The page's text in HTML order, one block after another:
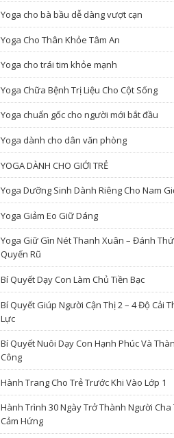
Yoga cho bà bầu dễ dàng vượt cạn
Yoga Cho Thân Khỏe Tâm An
Yoga cho trái tim khỏe mạnh
Yoga Chữa Bệnh Trị Liệu Cho Cột Sống
Yoga chuẩn gốc cho người mới bắt đầu
Yoga dành cho dân văn phòng
YOGA DÀNH CHO GIỚI TRẺ
Yoga Dưỡng Sinh Dành Riêng Cho Nam
Yoga Giảm Eo Giữ Dáng
Yoga Giữ Gìn Nét Thanh Xuân – Đánh
Quyến Rũ
Bí Quyết Dạy Con Làm Chủ Tiền Bạc
Bí Quyết Giúp Người Cận Thị 2 – 4 Độ Cải
Lực
Bí Quyết Nuôi Dạy Con Hạnh Phúc Và
Công
Hành Trang Cho Trẻ Trước Khi Vào Lớp 1
Hành Trình 30 Ngày Trở Thành Người Cha
Cảm Hứng